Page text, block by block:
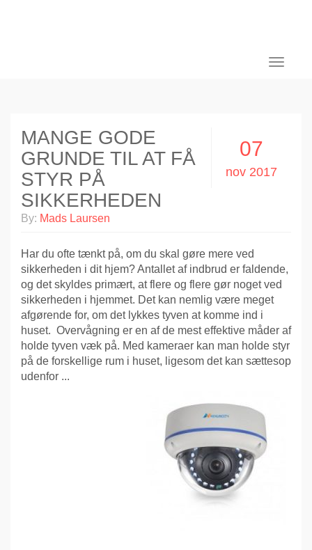
Toggle
07
nov 2017
MANGE GODE
GRUNDE TIL AT FÅ
STYR PÅ
SIKKERHEDEN
By: Mads Laursen
Har du ofte tænkt på, om du skal gøre mere ved
sikkerheden i dit hjem? Antallet af indbrud er faldende,
og det skyldes primært, at flere og flere gør noget ved
sikkerheden i hjemmet. Det kan nemlig være meget
afgørende for, om det lykkes tyven at komme ind i
huset. Overvågning er en af de mest effektive måder af
holde tyven væk på. Med kameraer kan man holde styr
på de forskellige rum i huset, ligesom det kan sættesop
udenfor ...